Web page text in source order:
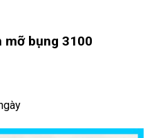
mỡ bụng 3100